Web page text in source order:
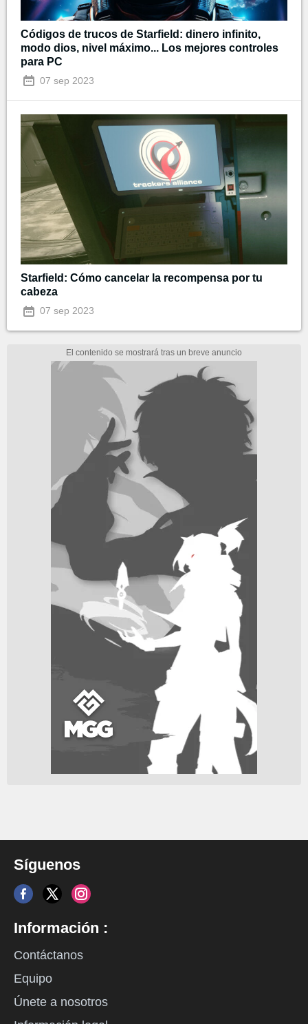
Códigos de trucos de Starfield: dinero infinito,
modo dios, nivel máximo... Los mejores controles
para PC
07 sep 2023
Starfield: Cómo cancelar la recompensa por tu
cabeza
07 sep 2023
Síguenos
Información :
Contáctanos
Equipo
Únete a nosotros